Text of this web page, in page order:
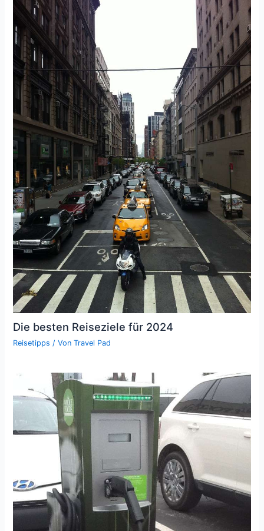
Die besten Reiseziele für 2024
Reisetipps / VonTravel Pad